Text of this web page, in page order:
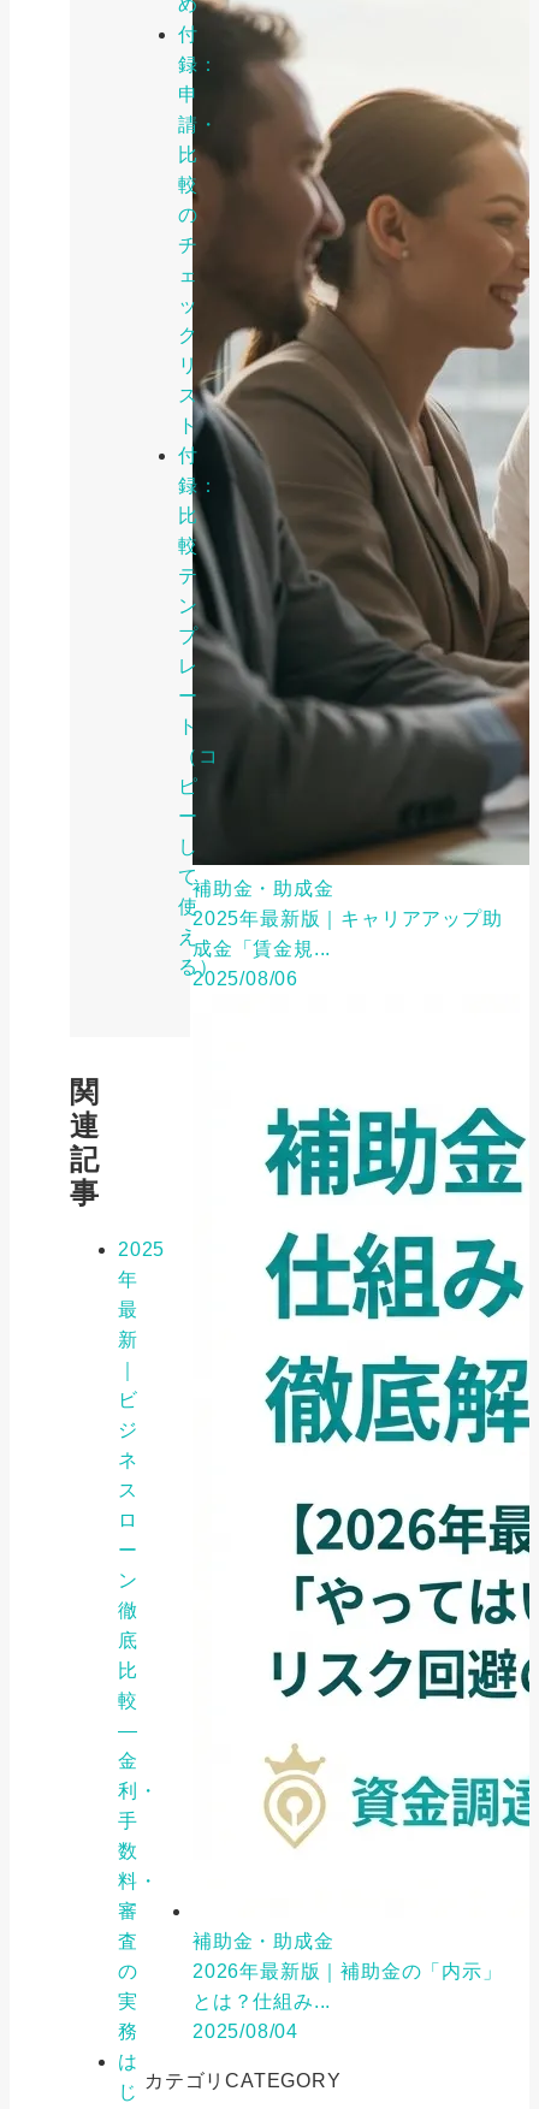
付
録：
申
請・
比
較
の
チ
ェ
ッ
ク
リ
ス
ト
付
録：
比
較
テ
ン
プ
レ
ー
ト
（コ
ピ
ー
し
て
使
え
る）
関
連
記
事
2025
年
最
新
ビ
ジ
ネ
ス
ロ
ー
ン
徹
底
比
較
―
金
利・
手
数
料・
審
査
の
実
務
は
じ
補助金・助成金
2025年最新版｜キャリアアップ助
成金「賃金規...
2025/08/06
補助金・助成金
2026年最新版｜補助金の「内示」
とは？仕組み...
2025/08/04
カテゴリCATEGORY